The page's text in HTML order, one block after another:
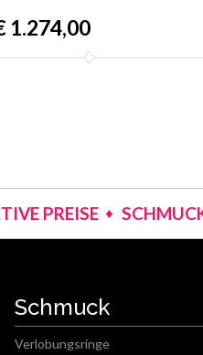
1.274,00
PREISE
Schmuck
Verlobungsringe